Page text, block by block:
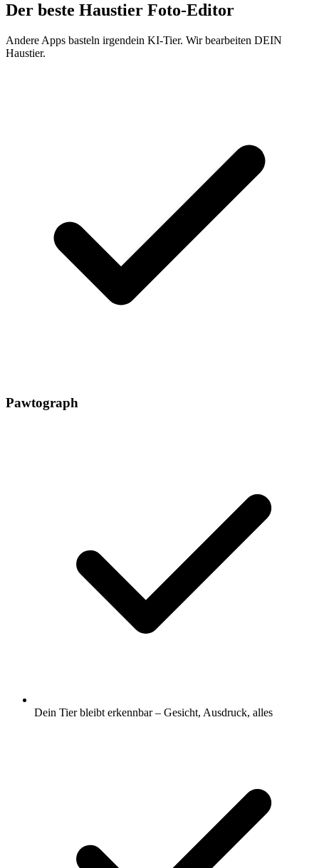
Der beste Haustier Foto-Editor
Andere Apps basteln irgendein KI-Tier. Wir bearbeiten DEIN
Haustier.
Pawtograph
Dein Tier bleibt erkennbar – Gesicht, Ausdruck, alles